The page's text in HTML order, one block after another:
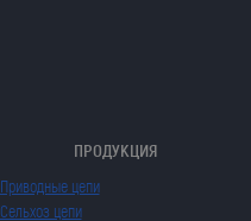
ПРОДУКЦИЯ
Приводные цепи
Сельхоз цепи